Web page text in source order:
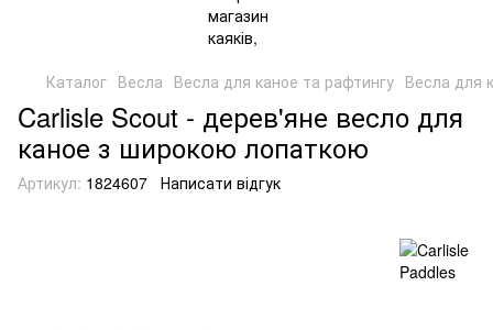
Каталог Весла Весла для каное та рафтингу Весла для
Carlisle Scout - дерев'яне весло для
каное з широкою лопаткою
Артикул: 1824607 Написати відгук